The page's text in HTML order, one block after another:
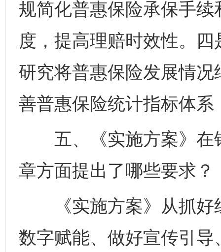
规简化普惠保险承保手
度，提高理赔时效性。
研究将普惠保险发展情
善普惠保险统计指标体
五、《实施方案》在
章方面提出了哪些要求？
《实施方案》从抓好
数字赋能、做好宣传引